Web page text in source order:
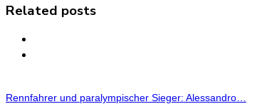
Related posts
Rennfahrer und paralympischer Sieger: Alessandro…